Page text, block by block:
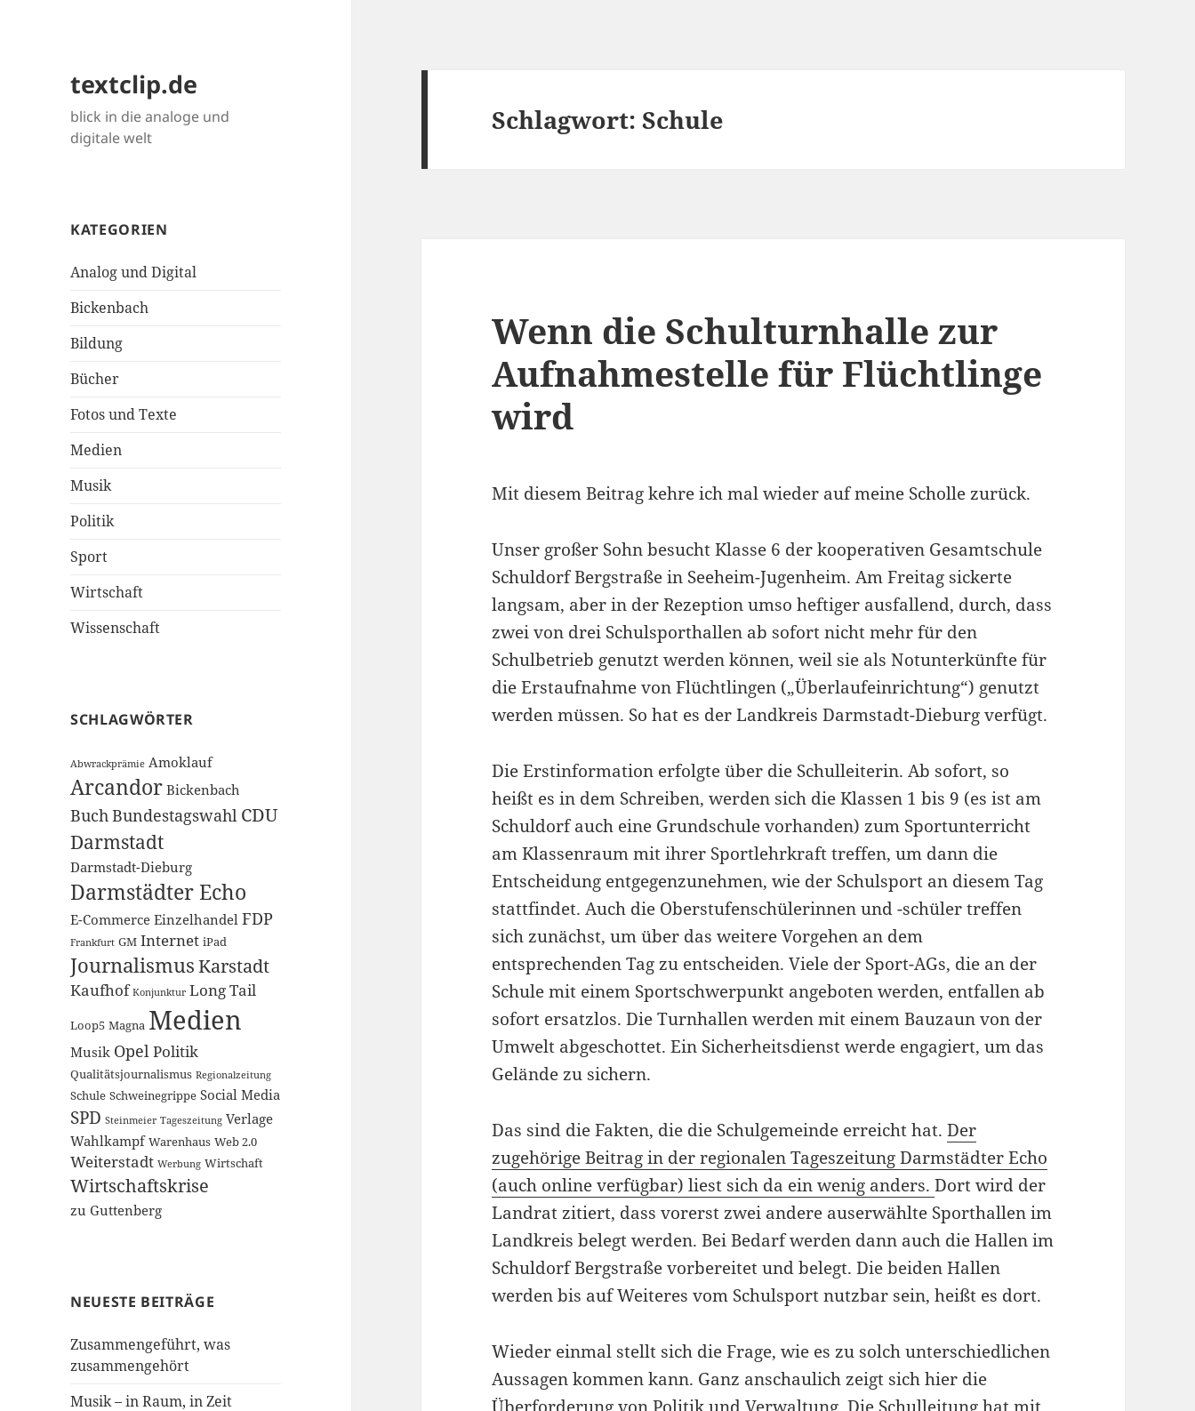
textclip.de
blick in die analoge und
digitale welt
KATEGORIEN
Analog und Digital
Bickenbach
Bildung
Bücher
Fotos und Texte
Medien
Musik
Politik
Sport
Wirtschaft
Wissenschaft
SCHLAGWÖRTER
Abwrackprämie Amoklauf
Arcandor Bickenbach
BuchBundestagswahl CDU
Darmstadt
Darmstadt-Dieburg
Darmstädter Echo
E-Commerce Einzelhandel FDP
Frankfurt GM Internet iPad
JournalismusKarstadt
Kaufhof Konjunktur Long Tail
Loop5 Magna Medien
Musik OpelPolitik
Qualitätsjournalismus Regionalzeitung
Schule Schweinegrippe Social Media
SPD Steinmeier Tageszeitung Verlage
Wahlkampf Warenhaus Web 2.0
Weiterstadt Werbung Wirtschaft
Wirtschaftskrise
zu Guttenberg
NEUESTE BEITRÄGE
Zusammengeführt, was
zusammengehört
Musik – in Raum, in Zeit
Schlagwort:Schule
Wenn die Schulturnhalle zur
Aufnahmestelle für Flüchtlinge
wird
Mit diesem Beitrag kehre ich mal wieder auf meine Scholle zurück.
Unser großer Sohn besucht Klasse 6 der kooperativen Gesamtschule
Schuldorf Bergstraße in Seeheim-Jugenheim. Am Freitag sickerte
langsam, aber in der Rezeption umso heftiger ausfallend, durch, dass
zwei von drei Schulsporthallen ab sofort nicht mehr für den
Schulbetrieb genutzt werden können, weil sie als Notunterkünfte für
die Erstaufnahme von Flüchtlingen („Überlaufeinrichtung“) genutzt
werden müssen. So hat es der Landkreis Darmstadt-Dieburg verfügt.
Die Erstinformation erfolgte über die Schulleiterin. Ab sofort, so
heißt es in dem Schreiben, werden sich die Klassen 1 bis 9 (es ist am
Schuldorf auch eine Grundschule vorhanden) zum Sportunterricht
am Klassenraum mit ihrer Sportlehrkraft treffen, um dann die
Entscheidung entgegenzunehmen, wie der Schulsport an diesem Tag
stattfindet. Auch die Oberstufenschülerinnen und -schüler treffen
sich zunächst, um über das weitere Vorgehen an dem
entsprechenden Tag zu entscheiden. Viele der Sport-AGs, die an der
Schule mit einem Sportschwerpunkt angeboten werden, entfallen ab
sofort ersatzlos. Die Turnhallen werden mit einem Bauzaun von der
Umwelt abgeschottet. Ein Sicherheitsdienst werde engagiert, um das
Gelände zu sichern.
Das sind die Fakten, die die Schulgemeinde erreicht hat.Der
zugehörige Beitrag in der regionalen Tageszeitung Darmstädter Echo
(auch online verfügbar) liest sich da ein wenig anders.Dort wird der
Landrat zitiert, dass vorerst zwei andere auserwählte Sporthallen im
Landkreis belegt werden. Bei Bedarf werden dann auch die Hallen im
Schuldorf Bergstraße vorbereitet und belegt. Die beiden Hallen
werden bis auf Weiteres vom Schulsport nutzbar sein, heißt es dort.
Wieder einmal stellt sich die Frage, wie es zu solch unterschiedlichen
Aussagen kommen kann. Ganz anschaulich zeigt sich hier die